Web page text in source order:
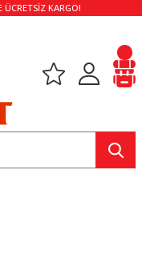
ÜCRETSİZ KARGO!